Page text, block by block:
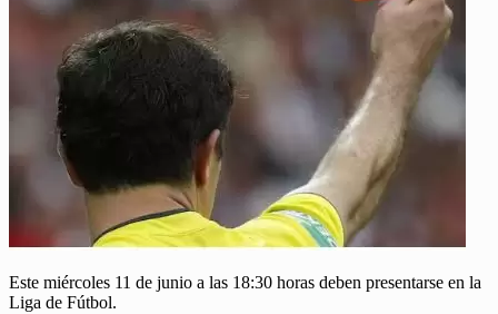
Este miércoles 11 de junio a las 18:30 horas deben presentarse en la
Liga de Fútbol.